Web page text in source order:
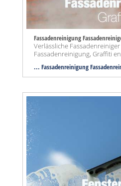
Fassadenreinigung
Verlässliche
Fassadenreinigung, Graffiti
... Fassadenreinigung